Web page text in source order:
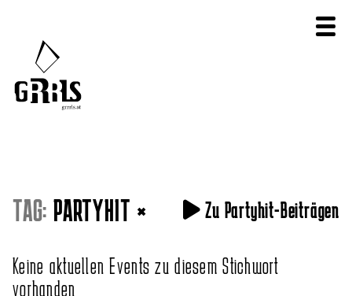
TAG: PARTYHIT × Zu Partyhit-Beiträgen
Keine aktuellen Events zu diesem Stichwort
vorhanden